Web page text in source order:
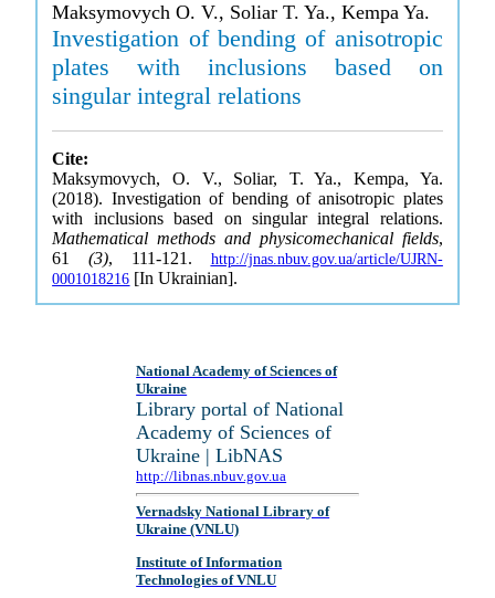
Maksymovych O. V., Soliar T. Ya., Kempa Ya.
Investigation of bending of anisotropic
plates with inclusions based on
singular integral relations
Cite:
Maksymovych, O. V., Soliar, T. Ya., Kempa, Ya.
(2018). Investigation of bending of anisotropic plates
with inclusions based on singular integral relations.
Mathematical methods and physicomechanical fields,
61(3), 111-121. http://jnas.nbuv.gov.ua/article/UJRN-
0001018216 [In Ukrainian].
National Academy of Sciences of
Ukraine
Library portal of National
Academy of Sciences of
Ukraine | LibNAS
http://libnas.nbuv.gov.ua
Vernadsky National Library of
Ukraine (VNLU)
Institute of Information
Technologies of VNLU